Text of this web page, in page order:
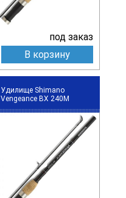
под заказ
В корзину
Удилище Shimano
Vengeance BX 240M